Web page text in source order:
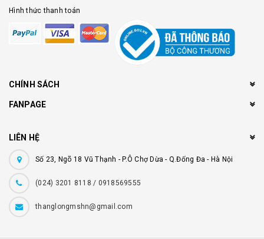
Hình thức thanh toán
CHÍNH SÁCH
FANPAGE
LIÊN HỆ
Số 23, Ngõ 18 Vũ Thạnh - P.Ô Chợ Dừa - Q.Đống Đa - Hà Nội
(024) 3201 8118 / 0918569555
thanglongmshn@gmail.com